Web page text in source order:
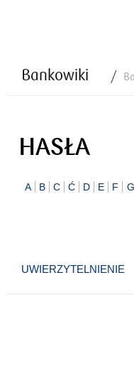
Bankowiki
HASŁA
A B C Ć D E F G
UWIERZYTELNIENIE